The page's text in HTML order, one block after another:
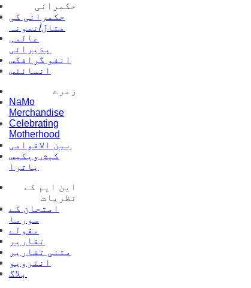
حکمرانی
حکمرانی کی
مثال/نمونہ
عالمی
پذیرائی
انفو گرافکس
انسائٹس
زمرے
NaMo
Merchandise
Celebrating
Motherhood
بین الاقوامی
کیش ویکیس
یاترا
این ایم کے
نظریات
امتحان کے
سورما
مقولے
تقاریر
متنی تقاریر
انٹرویو
بلاگ